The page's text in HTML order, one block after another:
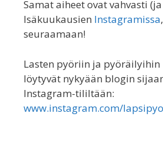
Samat aiheet ovat vahvasti
Isäkuukausien Instagramissa
seuraamaan!
Lasten pyöriin ja
löytyvät nykyään blogin
Instagram-tililtään:
www.instagram.com/